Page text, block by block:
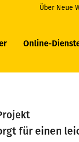
Über Neue
Online-
für einen